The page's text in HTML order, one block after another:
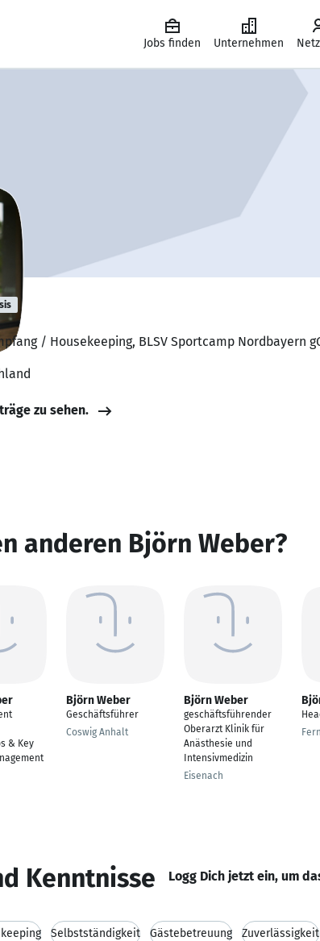
Jobs finden Unternehmen
/ Housekeeping, BLSV Sportcamp Nordbayern
zu sehen.
anderen Björn Weber?
& Key
Björn Weber
Geschäftsführer
Coswig Anhalt
Björn Weber
geschäftsführender
Oberarzt Klinik für
Anästhesie und
Intensivmedizin
Eisenach
Kenntnisse Logg Dich jetzt ein, um
Selbstständigkeit Gästebetreuung Zuverlässigkeit